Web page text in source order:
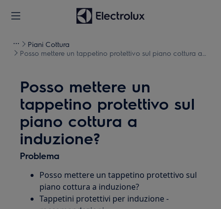
Piani Cottura
Posso mettere un tappetino protettivo sul piano cottura a
Posso mettere un
tappetino protettivo sul
piano cottura a
induzione?
Problema
Posso mettere un tappetino protettivo sul
piano cottura a induzione?
Tappetini protettivi per induzione -